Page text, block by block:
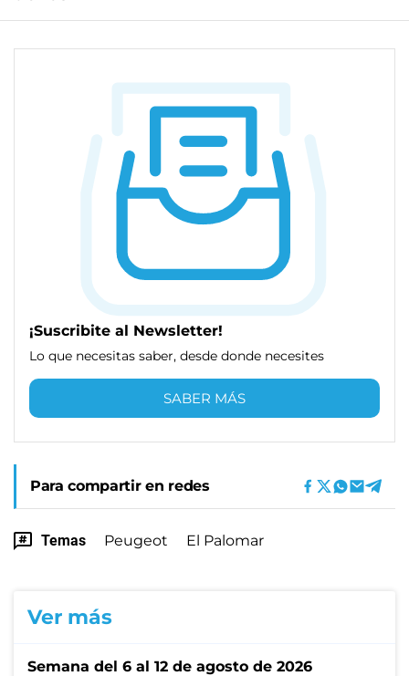
¡Suscribite al Newsletter!
Lo que necesitas saber, desde donde necesites
SABER MÁS
Para compartir en redes
Temas Peugeot El Palomar
Ver más
Semana del 6 al 12 de agosto de 2026